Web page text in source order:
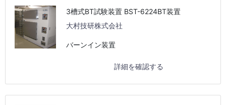
3槽式BT試験装置 BST-6224BT装置
大村技研株式会社
バーンイン装置
詳細を確認する